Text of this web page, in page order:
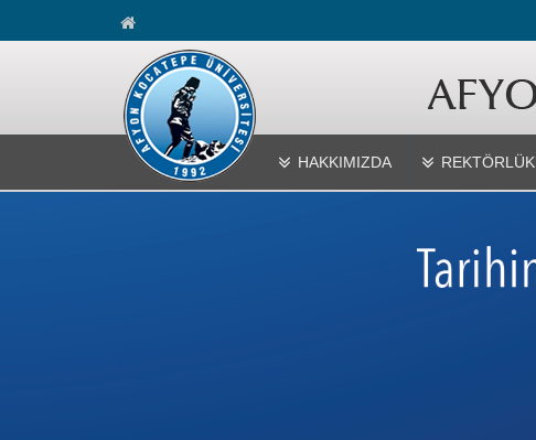
HAKKIMIZDA REKTÖRLÜK